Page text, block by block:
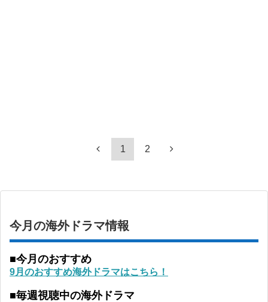
1 2
今月の海外ドラマ情報
■今月のおすすめ
9月のおすすめ海外ドラマはこちら！
■毎週視聴中の海外ドラマ